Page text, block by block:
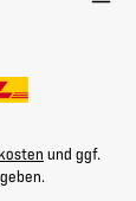
und ggf.